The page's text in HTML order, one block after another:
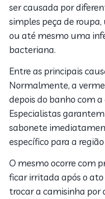
ser causada por
simples peça de
ou até mesmo uma
bacteriana.
Entre as principais
Normalmente, a
depois do banho com a
Especialistas
sabonete
específico para a
O mesmo ocorre com
ficar irritada após o
trocar a camisinha por